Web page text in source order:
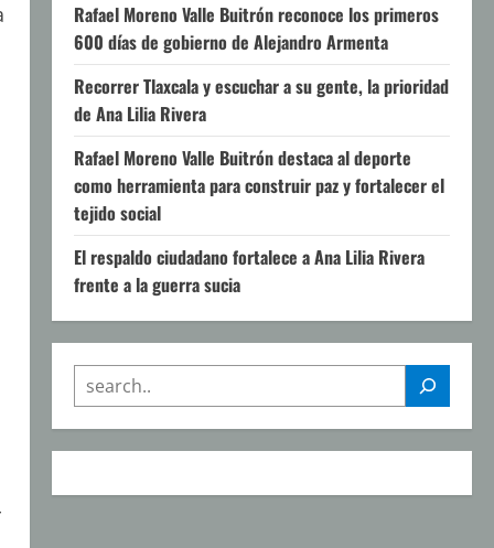
Rafael Moreno Valle Buitrón reconoce los primeros
600 días de gobierno de Alejandro Armenta
Recorrer Tlaxcala y escuchar a su gente, la prioridad
de Ana Lilia Rivera
Rafael Moreno Valle Buitrón destaca al deporte
como herramienta para construir paz y fortalecer el
tejido social
El respaldo ciudadano fortalece a Ana Lilia Rivera
frente a la guerra sucia
SEARCH